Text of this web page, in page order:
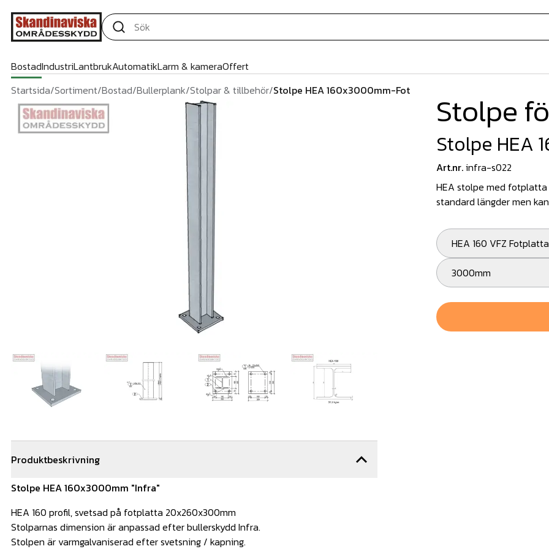
BostadIndustriLantbrukAutomatikLarm & kameraOffert
Startsida/Sortiment/Bostad/Bullerplank/Stolpar & tillbehör/Stolpe HEA 160x3000mm-Fot
Produktbeskrivning
Stolpe HEA 160x3000mm "Infra"
HEA 160 profil, svetsad på fotplatta 20x260x300mm
Stolparnas dimension är anpassad efter bullerskydd Infra.
Stolpen är varmgalvaniserad efter svetsning / kapning.
Stolpe
Stolpe HEA
Art.nr.infra-s022
HEA stolpe med
standard längder men
HEA 160 VFZ Fotplatta
3000mm